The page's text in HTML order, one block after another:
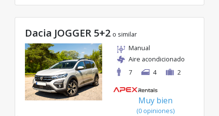
Dacia JOGGER 5+2 o similar
Manual
Aire acondicionado
7
4 2
Muy bien
(0 opiniones)